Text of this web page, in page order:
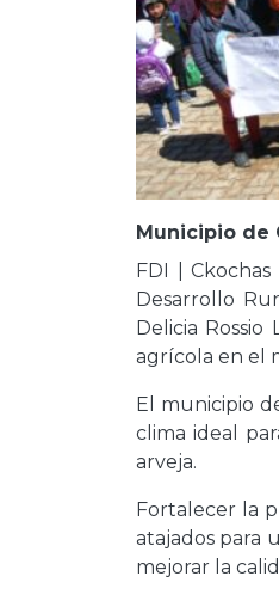
Municipio de
FDI |
Desarrollo
Delicia
agrícola en el
El municipio
clima ideal
arveja.
Fortalecer la
atajados para
mejorar la